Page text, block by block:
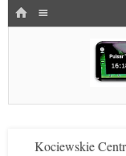
HOME
Pulsarowy.pl
Kociewskie